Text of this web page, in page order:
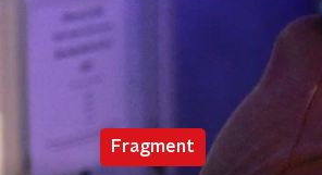
Fragment